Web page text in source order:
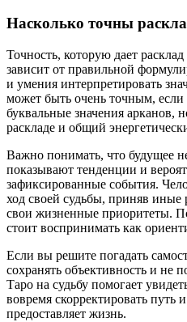
Насколько точны
Точность, которую дает
зависит от правильной
и умения интерпретировать
может быть очень точным, если
буквальные значения арканов,
раскладе и общий
Важно понимать, что будущее
показывают тенденции и
зафиксированные события.
ход своей судьбы, приняв иные
свои жизненные приоритеты.
стоит воспринимать как
Если вы решите погадать
сохранять объективность и не
Таро на судьбу помогает
вовремя скорректировать путь
предоставляет жизнь.